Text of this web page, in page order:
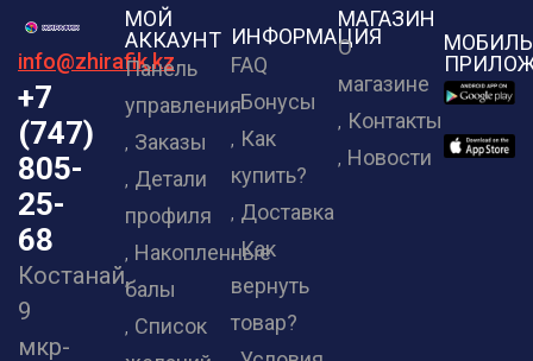
info@zhirafik.kz
+7
(747)
805-
25-
68
Костанай,
9
мкр-
МОЙ
АККАУНТ
Панель
управления
Заказы
Детали
профиля
Накопленные
балы
Список
ИНФОРМАЦИЯ
FAQ
Бонусы
Как
купить?
Доставка
Как
вернуть
товар?
МАГАЗИН
О
магазине
Контакты
Новости